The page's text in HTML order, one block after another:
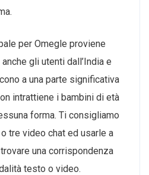
per Omegle proviene
gli utenti dall’India e
a una parte significativa
intrattiene i bambini di età
forma. Ti consigliamo
tre video chat ed usarle a
una corrispondenza
testo o video.